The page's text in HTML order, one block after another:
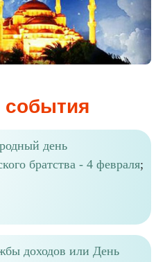
день
братства - 4 февраля;
доходов или День